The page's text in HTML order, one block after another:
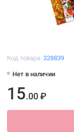
Код товара: 328839
Нет в наличии
15.00 ₽